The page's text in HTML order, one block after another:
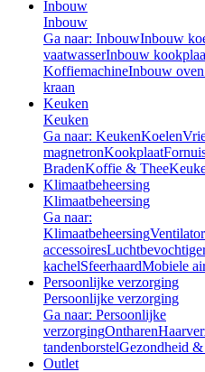
Inbouw
Inbouw
Ga naar: InbouwInbouw
vaatwasserInbouw
KoffiemachineInbouw
kraan
Keuken
Keuken
Ga naar: KeukenKoelen
magnetronKookplaat
BradenKoffie & Thee
Klimaatbeheersing
Klimaatbeheersing
Ga naar:
KlimaatbeheersingVentilator
accessoires
kachelSfeerhaardMobiele
Persoonlijke verzorging
Persoonlijke verzorging
Ga naar: Persoonlijke
verzorgingOntharen
tandenborstelGezondheid
Outlet